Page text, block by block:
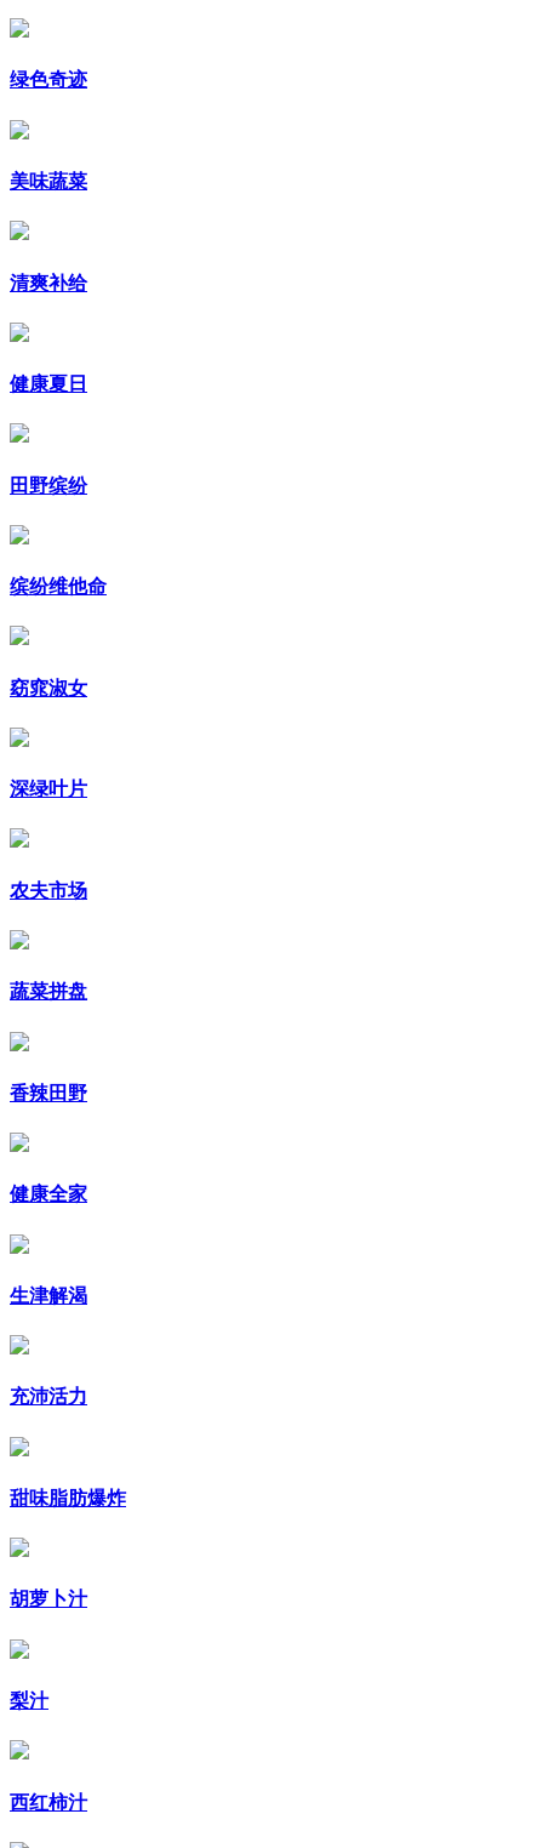
绿色奇迹
美味蔬菜
清爽补给
健康夏日
田野缤纷
缤纷维他命
窈窕淑女
深绿叶片
农夫市场
蔬菜拼盘
香辣田野
健康全家
生津解渴
充沛活力
甜味脂肪爆炸
胡萝卜汁
梨汁
西红柿汁